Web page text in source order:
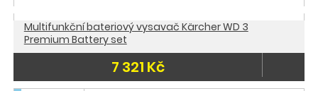
Multifunkční bateriový vysavač Kärcher WD 3
Premium Battery set
7 321 Kč